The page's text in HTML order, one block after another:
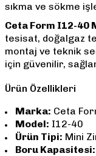
sıkma ve sökme
Ceta Form I12-40
tesisat, doğalgaz
montaj ve teknik
için güvenilir,
Ürün Özellikleri
Marka: Ceta
Model: I12-40
Ürün Tipi: Mini
Boru Kapasitesi: